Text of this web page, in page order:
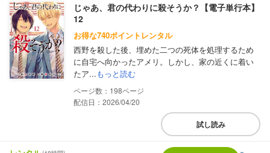
じゃあ、君の代わりに殺そうか？【電子単行本】
12
お得な740ポイントレンタル
西野を殺した後、埋めた二つの死体を処理するため
に自宅へ向かったアメリ。しかし、家の近くに着い
たア...もっと読む
198
配信日：2026/04/20
試し読み